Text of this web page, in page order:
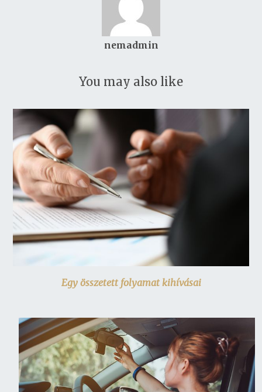
nemadmin
You may also like
Egy összetett folyamat kihívásai